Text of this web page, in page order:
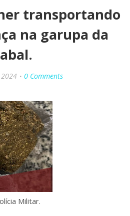
transportando
na garupa da
0 Comments
Militar.